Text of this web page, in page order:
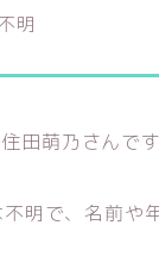
明
田萌乃さんで
明で、名前や